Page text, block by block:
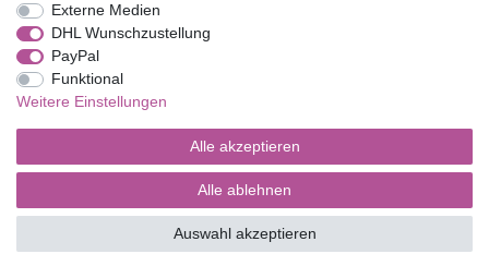
Barrierefreiheitserklärung
Vertrag widerrufen
Externe Medien
DHL Wunschzustellung
PayPal
Funktional
Weitere Einstellungen
Alle akzeptieren
Alle ablehnen
Auswahl akzeptieren